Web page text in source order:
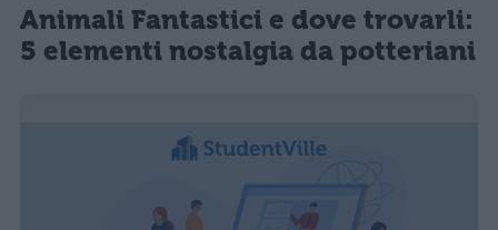
Animali Fantastici e dove trovarli:
5 elementi nostalgia da potteriani